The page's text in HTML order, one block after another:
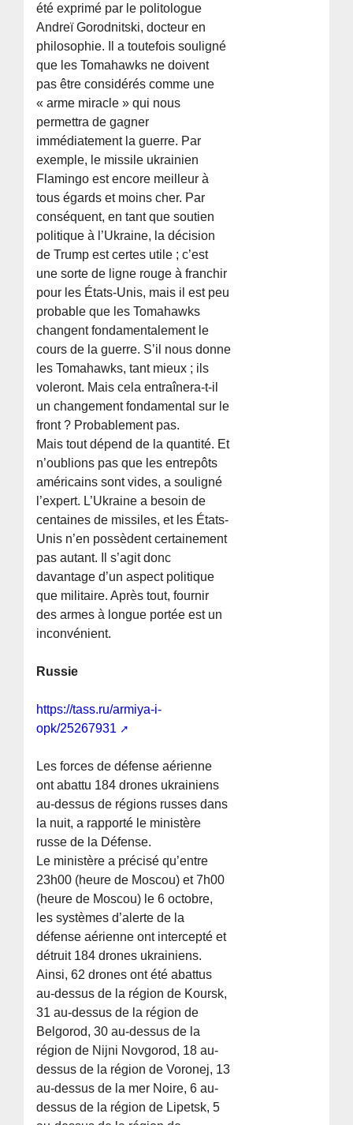
été exprimé par le politologue
Andreï Gorodnitski, docteur en
philosophie. Il a toutefois souligné
que les Tomahawks ne doivent
pas être considérés comme une
« arme miracle » qui nous
permettra de gagner
immédiatement la guerre. Par
exemple, le missile ukrainien
Flamingo est encore meilleur à
tous égards et moins cher. Par
conséquent, en tant que soutien
politique à l’Ukraine, la décision
de Trump est certes utile ; c’est
une sorte de ligne rouge à franchir
pour les États-Unis, mais il est peu
probable que les Tomahawks
changent fondamentalement le
cours de la guerre. S’il nous donne
les Tomahawks, tant mieux ; ils
voleront. Mais cela entraînera-t-il
un changement fondamental sur le
front ? Probablement pas.
Mais tout dépend de la quantité. Et
n’oublions pas que les entrepôts
américains sont vides, a souligné
l’expert. L’Ukraine a besoin de
centaines de missiles, et les États-
Unis n’en possèdent certainement
pas autant. Il s’agit donc
davantage d’un aspect politique
que militaire. Après tout, fournir
des armes à longue portée est un
inconvénient.
Russie
https://tass.ru/armiya-i-
opk/25267931
Les forces de défense aérienne
ont abattu 184 drones ukrainiens
au-dessus de régions russes dans
la nuit, a rapporté le ministère
russe de la Défense.
Le ministère a précisé qu’entre
23h00 (heure de Moscou) et 7h00
(heure de Moscou) le 6 octobre,
les systèmes d’alerte de la
défense aérienne ont intercepté et
détruit 184 drones ukrainiens.
Ainsi, 62 drones ont été abattus
au-dessus de la région de Koursk,
31 au-dessus de la région de
Belgorod, 30 au-dessus de la
région de Nijni Novgorod, 18 au-
dessus de la région de Voronej, 13
au-dessus de la mer Noire, 6 au-
dessus de la région de Lipetsk, 5